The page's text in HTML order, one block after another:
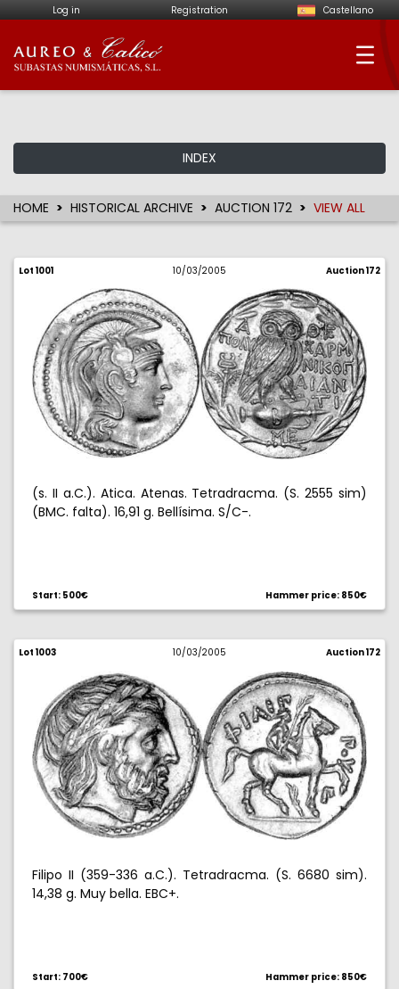
Log in Registration Castellano
Aureo & Calicó -
INDEX
HOME HISTORICAL ARCHIVE AUCTION 172 VIEW ALL
Lot 1001 10/03/2005 Auction 172
(s. II a.C.). Atica. Atenas. Tetradracma. (S. 2555 sim)
(BMC. falta). 16,91 g. Bellísima. S/C-.
Start: 500€ Hammer price: 850€
Lot 1003 10/03/2005 Auction 172
Filipo II (359-336 a.C.). Tetradracma. (S. 6680 sim).
14,38 g. Muy bella. EBC+.
Start: 700€ Hammer price: 850€